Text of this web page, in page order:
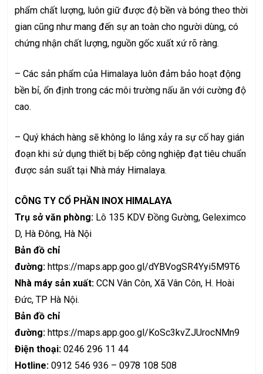
phẩm chất lượng, luôn giữ được độ bền và bóng theo thời
gian cũng như mang đến sự an toàn cho người dùng, có
chứng nhận chất lượng, nguồn gốc xuất xứ rõ ràng.
– Các sản phẩm của Himalaya luôn đảm bảo hoạt động
bền bỉ, ổn định trong các môi trường nấu ăn với cường độ
cao.
– Quý khách hàng sẽ không lo lắng xảy ra sự cố hay gián
đoạn khi sử dụng thiết bị bếp công nghiệp đạt tiêu chuẩn
được sản suất tại Nhà máy Himalaya.
CÔNG TY CỔ PHẦN INOX HIMALAYA
Trụ sở văn phòng: Lô 135 KDV Đồng Gường, Geleximco
D, Hà Đông, Hà Nội
Bản đồ chỉ
đường: https://maps.app.goo.gl/dYBVogSR4Yyi5M9T6
Nhà máy sản xuất: CCN Vân Côn, Xã Vân Côn, H. Hoài
Đức, TP Hà Nội.
Bản đồ chỉ
đường: https://maps.app.goo.gl/KoSc3kvZJUrocNMn9
Điện thoại: 0246 296 11 44
Hotline: 0912 546 936 – 0978 108 508